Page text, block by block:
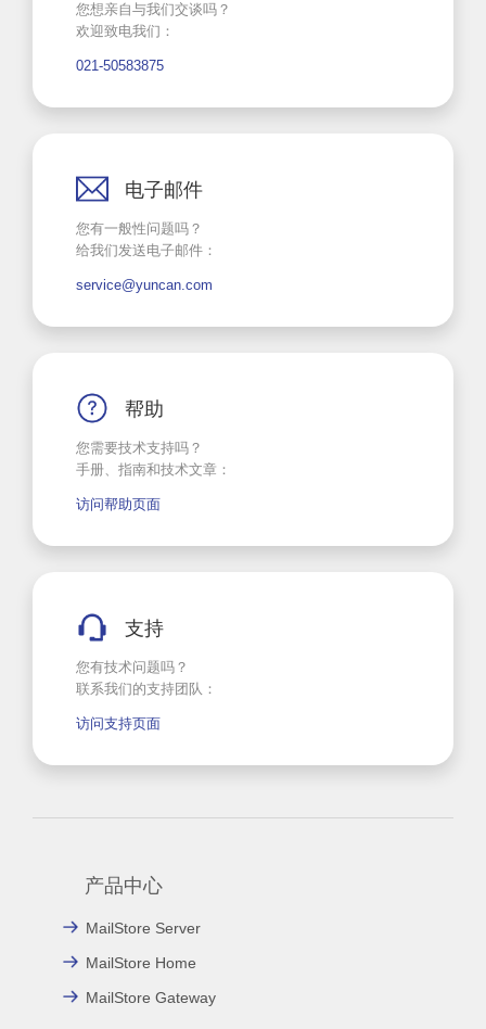
您想亲自与我们交谈吗？
欢迎致电我们：
021-50583875
电子邮件
您有一般性问题吗？
给我们发送电子邮件：
service@yuncan.com
帮助
您需要技术支持吗？
手册、指南和技术文章：
访问帮助页面
支持
您有技术问题吗？
联系我们的支持团队：
访问支持页面
产品中心
MailStore Server
MailStore Home
MailStore Gateway